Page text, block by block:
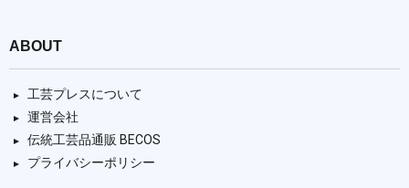
ABOUT
工芸プレスについて
運営会社
伝統工芸品通販 BECOS
プライバシーポリシー